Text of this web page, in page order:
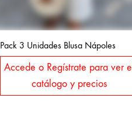
Pack 3 Unidades Blusa Nápoles
Accede o Regístrate para ver el
catálogo y precios